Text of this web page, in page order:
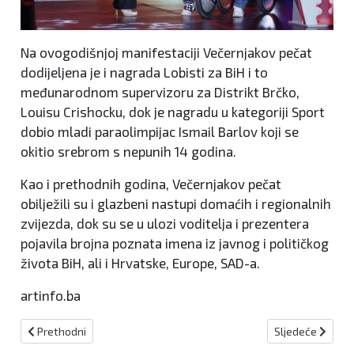
Na ovogodišnjoj manifestaciji Večernjakov pečat
dodijeljena je i nagrada Lobisti za BiH i to
međunarodnom supervizoru za Distrikt Brčko,
Louisu Crishocku, dok je nagradu u kategoriji Sport
dobio mladi paraolimpijac Ismail Barlov koji se
okitio srebrom s nepunih 14 godina.
Kao i prethodnih godina, Večernjakov pečat
obilježili su i glazbeni nastupi domaćih i regionalnih
zvijezda, dok su se u ulozi voditelja i prezentera
pojavila brojna poznata imena iz javnog i političkog
života BiH, ali i Hrvatske, Europe, SAD-a.
artinfo.ba
Prethodni članak: Najavljene radarske kontrole za 24.5.2025.
Prethodni Sljedeći
Sljedeće